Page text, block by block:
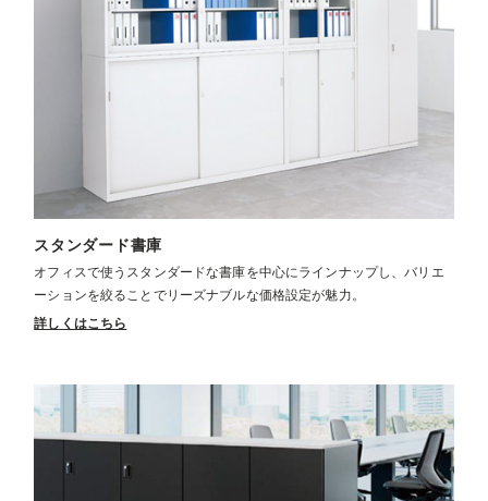
スタンダード書庫
オフィスで使うスタンダードな書庫を中心にラインナップし、バリエ
ーションを絞ることでリーズナブルな価格設定が魅力。
詳しくはこちら